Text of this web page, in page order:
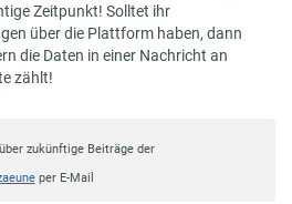
Zeitpunkt! Solltet ihr
über die Plattform haben, dann
die Daten in einer Nachricht an
zählt!
zukünftige Beiträge der
per E-Mail